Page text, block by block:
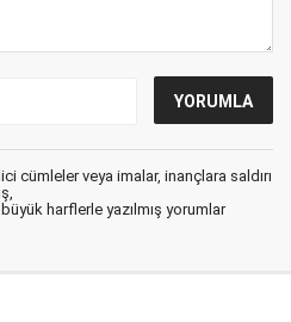
cümleler veya imalar, inançlara saldırı
harflerle yazılmış yorumlar